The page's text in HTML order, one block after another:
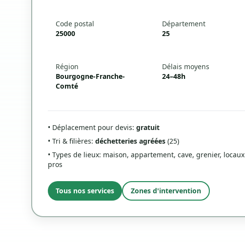
Code postal
25000
Département
25
Région
Bourgogne-Franche-
Comté
Délais moyens
24–48h
• Déplacement pour devis: gratuit
• Tri & filières: déchetteries agréées (25)
• Types de lieux: maison, appartement, cave, grenier, locaux
pros
Tous nos services Zones d'intervention